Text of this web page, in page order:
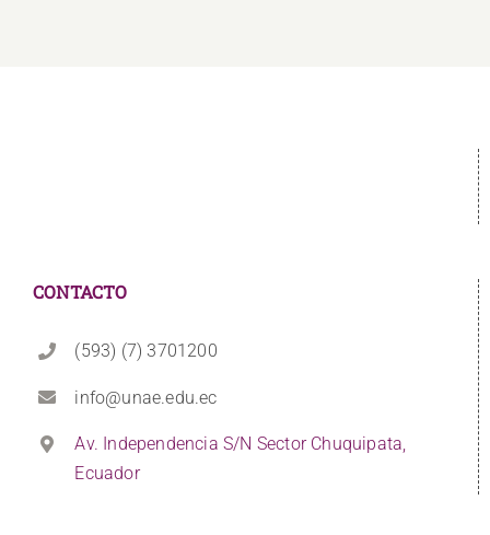
CONTACTO
(593) (7) 3701200
info@unae.edu.ec
Av. Independencia S/N Sector Chuquipata,
Ecuador